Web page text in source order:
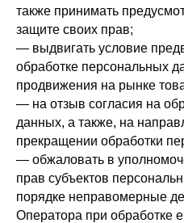
также принимать
защите своих прав;
— выдвигать условие
обработке персональных
продвижения на рынке
— на отзыв согласия на
данных, а также, на
прекращении обработки
— обжаловать в
прав субъектов
порядке неправомерные
Оператора при обработке